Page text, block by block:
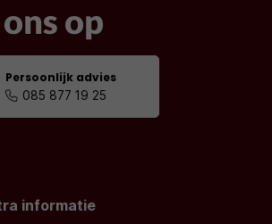
afvoeren
huren
op
Persoonlijk advies
085 877 19 25
informatie